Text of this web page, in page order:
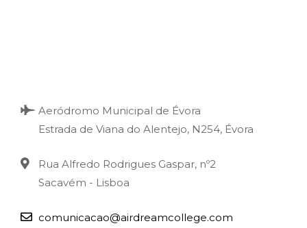
Aeródromo Municipal de Évora
Estrada de Viana do Alentejo, N254, Évora
Rua Alfredo Rodrigues Gaspar, nº2
Sacavém - Lisboa
comunicacao@airdreamcollege.com